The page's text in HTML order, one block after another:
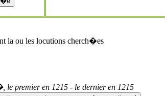
la ou les locutions cherch�es
le premier en 1215 - le dernier en 1215